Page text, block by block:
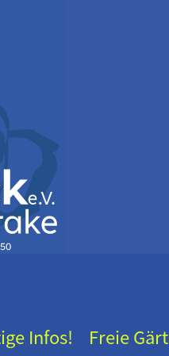
Infos! Freie